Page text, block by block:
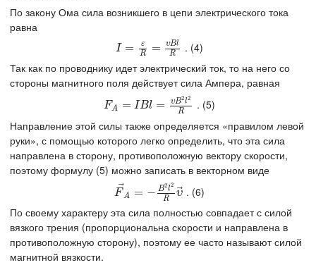
По закону Ома сила возникшего в цепи электрического тока
равна
I =
ε
R
= υBl
R
I= εR =υ BlR
. (4)
Так как по проводнику идет электрический ток, то на него со
стороны магнитного поля действует сила Ампера, равная
FA = IBl = υB2l2
R
FA= IBl =υB2 l2R
. (5)
Направление этой силы также определяется «правилом левой
руки», с помощью которого легко определить, что эта сила
направлена в сторону, противоположную вектору скорости,
поэтому формулу (5) можно записать в векторном виде
F⃗
A = − B2l2
R υ
F→ A= −B2l2Rυ→. (6)
По своему характеру эта сила полностью совпадает с силой
вязкого трения (пропорциональна скорости и направлена в
противоположную сторону), поэтому ее часто называют силой
магнитной вязкости.